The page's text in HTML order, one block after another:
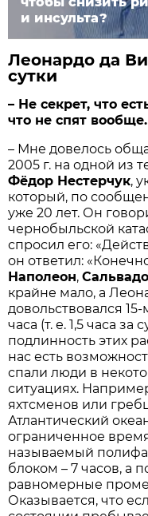
и инсульта?
Леонардо да
сутки
– Не секрет, что
что не спят
– Мне довелось
2005 г. на одной из
Фёдор Нестерчук,
который, по
уже 20 лет. Он
чернобыльской
спросил его:
он ответил:
Наполеон,
крайне мало, а
довольствовался
часа (т. е. 1,5 часа
подлинность этих
нас есть
спали люди в
ситуациях.
яхтсменов или
Атлантический
ограниченное
называемый
блоком – 7 часов, а
равномерные
Оказывается, что